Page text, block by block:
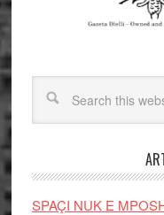
SPAÇI NUK E